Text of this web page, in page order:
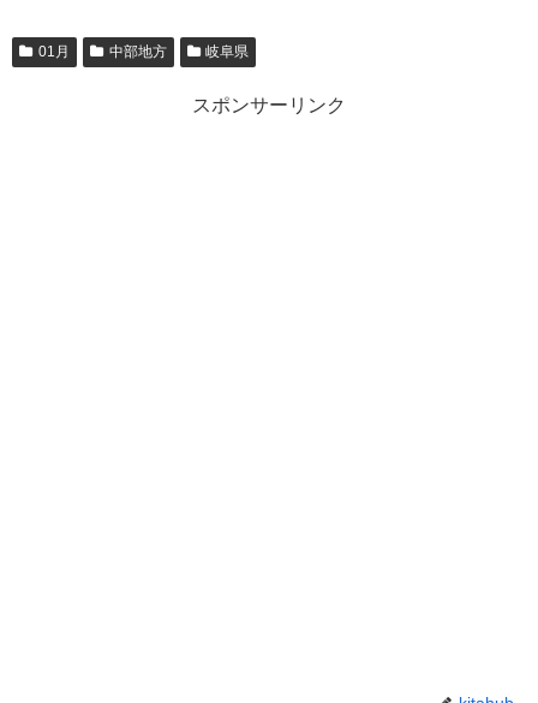
01月 中部地方 岐阜県
スポンサーリンク